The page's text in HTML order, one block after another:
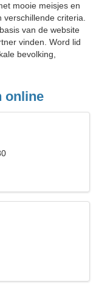
mooie meisjes en
criteria.
van de website
vinden. Word lid
bevolking,
online